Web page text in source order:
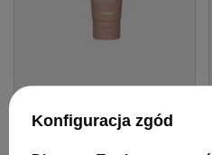
Krem Montibello HOP Ultra
Repair Sealed Ends
Konfiguracja zgód